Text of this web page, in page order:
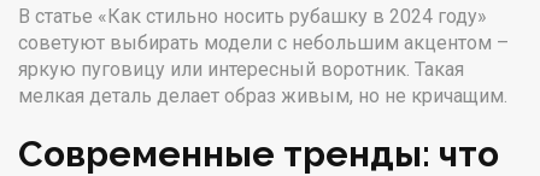
В статье «Как стильно носить рубашку в 2024 году»
советуют выбирать модели с небольшим акцентом –
яркую пуговицу или интересный воротник. Такая
мелкая деталь делает образ живым, но не кричащим.
Современные тренды: что